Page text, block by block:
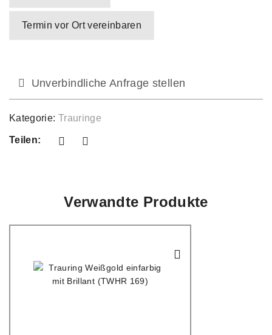
Termin vor Ort vereinbaren
Unverbindliche Anfrage stellen
Kategorie: Trauringe
Teilen:
Verwandte Produkte